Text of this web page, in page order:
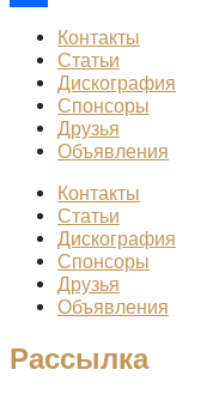
Отправить
Контакты
Статьи
Дискография
Спонсоры
Друзья
Объявления
Контакты
Статьи
Дискография
Спонсоры
Друзья
Объявления
Рассылка